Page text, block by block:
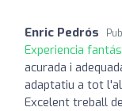
Enric Pedrós
Experiencia
acurada i
adaptatiu a tot
Excelent treball